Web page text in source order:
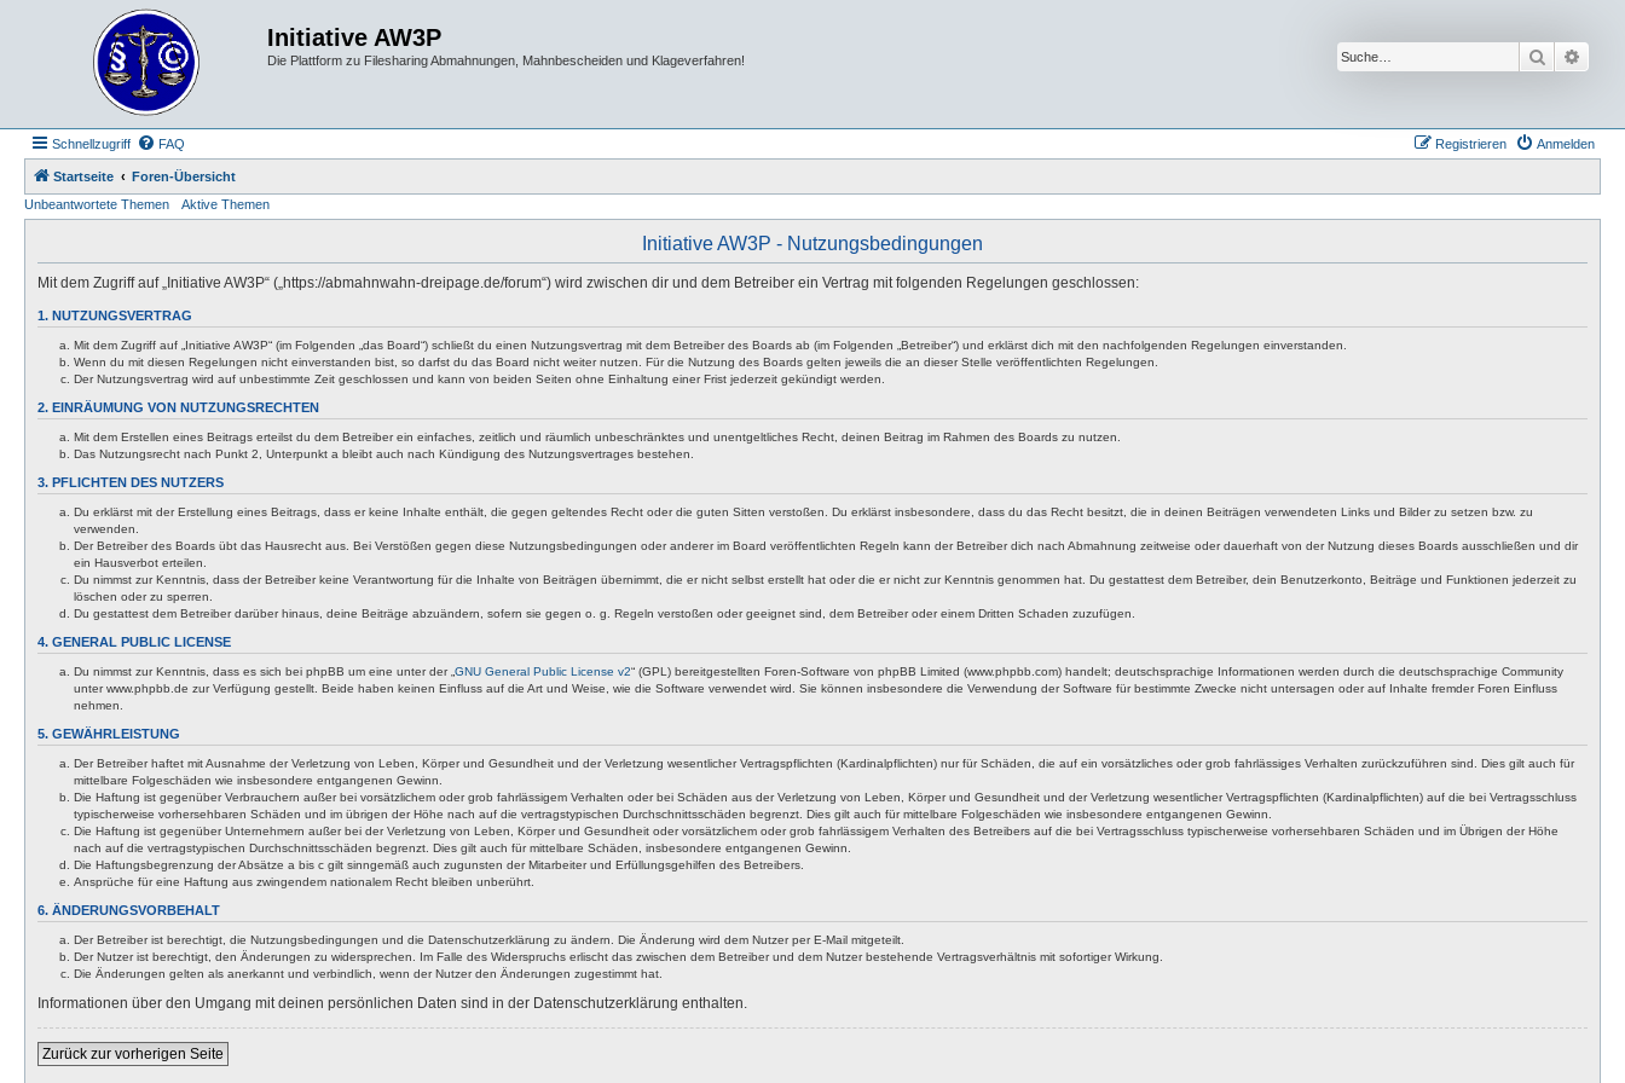
Initiative AW3P
Die Plattform zu Filesharing Abmahnungen, Mahnbescheiden und Klageverfahren! Suche
Schnellzugriff FAQ Anmelden
Registrieren
Startseite
Foren-Übersicht
Unbeantwortete Themen
Aktive Themen
Initiative AW3P - Nutzungsbedingungen
Mit dem Zugriff auf „Initiative AW3P“ („https://abmahnwahn-dreipage.de/forum“) wird zwischen dir und dem Betreiber ein Vertrag mit folgenden Regelungen geschlossen:
1. NUTZUNGSVERTRAG
Mit dem Zugriff auf „Initiative AW3P“ (im Folgenden „das Board“) schließt du einen Nutzungsvertrag mit dem Betreiber des Boards ab (im Folgenden „Betreiber“) und erklärst dich mit den nachfolgenden Regelungen einverstanden.
Wenn du mit diesen Regelungen nicht einverstanden bist, so darfst du das Board nicht weiter nutzen. Für die Nutzung des Boards gelten jeweils die an dieser Stelle veröffentlichten Regelungen.
Der Nutzungsvertrag wird auf unbestimmte Zeit geschlossen und kann von beiden Seiten ohne Einhaltung einer Frist jederzeit gekündigt werden.
2. EINRÄUMUNG VON NUTZUNGSRECHTEN
Mit dem Erstellen eines Beitrags erteilst du dem Betreiber ein einfaches, zeitlich und räumlich unbeschränktes und unentgeltliches Recht, deinen Beitrag im Rahmen des Boards zu nutzen.
Das Nutzungsrecht nach Punkt 2, Unterpunkt a bleibt auch nach Kündigung des Nutzungsvertrages bestehen.
3. PFLICHTEN DES NUTZERS
Du erklärst mit der Erstellung eines Beitrags, dass er keine Inhalte enthält, die gegen geltendes Recht oder die guten Sitten verstoßen. Du erklärst insbesondere, dass du das Recht besitzt, die in deinen Beiträgen verwendeten Links und Bilder zu setzen bzw. zu
verwenden.
Der Betreiber des Boards übt das Hausrecht aus. Bei Verstößen gegen diese Nutzungsbedingungen oder anderer im Board veröffentlichten Regeln kann der Betreiber dich nach Abmahnung zeitweise oder dauerhaft von der Nutzung dieses Boards ausschließen und dir
ein Hausverbot erteilen.
Du nimmst zur Kenntnis, dass der Betreiber keine Verantwortung für die Inhalte von Beiträgen übernimmt, die er nicht selbst erstellt hat oder die er nicht zur Kenntnis genommen hat. Du gestattest dem Betreiber, dein Benutzerkonto, Beiträge und Funktionen jederzeit zu
löschen oder zu sperren.
Du gestattest dem Betreiber darüber hinaus, deine Beiträge abzuändern, sofern sie gegen o. g. Regeln verstoßen oder geeignet sind, dem Betreiber oder einem Dritten Schaden zuzufügen.
4. GENERAL PUBLIC LICENSE
Du nimmst zur Kenntnis, dass es sich bei phpBB um eine unter der „ GNU General Public License v2“ (GPL) bereitgestellten Foren-Software von phpBB Limited (www.phpbb.com) handelt; deutschsprachige Informationen werden durch die deutschsprachige Community
unter www.phpbb.de zur Verfügung gestellt. Beide haben keinen Einfluss auf die Art und Weise, wie die Software verwendet wird. Sie können insbesondere die Verwendung der Software für bestimmte Zwecke nicht untersagen oder auf Inhalte fremder Foren Einfluss
nehmen.
5. GEWÄHRLEISTUNG
Der Betreiber haftet mit Ausnahme der Verletzung von Leben, Körper und Gesundheit und der Verletzung wesentlicher Vertragspflichten (Kardinalpflichten) nur für Schäden, die auf ein vorsätzliches oder grob fahrlässiges Verhalten zurückzuführen sind. Dies gilt auch für
mittelbare Folgeschäden wie insbesondere entgangenen Gewinn.
Die Haftung ist gegenüber Verbrauchern außer bei vorsätzlichem oder grob fahrlässigem Verhalten oder bei Schäden aus der Verletzung von Leben, Körper und Gesundheit und der Verletzung wesentlicher Vertragspflichten (Kardinalpflichten) auf die bei Vertragsschluss
typischerweise vorhersehbaren Schäden und im übrigen der Höhe nach auf die vertragstypischen Durchschnittsschäden begrenzt. Dies gilt auch für mittelbare Folgeschäden wie insbesondere entgangenen Gewinn.
Die Haftung ist gegenüber Unternehmern außer bei der Verletzung von Leben, Körper und Gesundheit oder vorsätzlichem oder grob fahrlässigem Verhalten des Betreibers auf die bei Vertragsschluss typischerweise vorhersehbaren Schäden und im Übrigen der Höhe
nach auf die vertragstypischen Durchschnittsschäden begrenzt. Dies gilt auch für mittelbare Schäden, insbesondere entgangenen Gewinn.
Die Haftungsbegrenzung der Absätze a bis c gilt sinngemäß auch zugunsten der Mitarbeiter und Erfüllungsgehilfen des Betreibers.
Ansprüche für eine Haftung aus zwingendem nationalem Recht bleiben unberührt.
6. ÄNDERUNGSVORBEHALT
Der Betreiber ist berechtigt, die Nutzungsbedingungen und die Datenschutzerklärung zu ändern. Die Änderung wird dem Nutzer per E-Mail mitgeteilt.
Der Nutzer ist berechtigt, den Änderungen zu widersprechen. Im Falle des Widerspruchs erlischt das zwischen dem Betreiber und dem Nutzer bestehende Vertragsverhältnis mit sofortiger Wirkung.
Die Änderungen gelten als anerkannt und verbindlich, wenn der Nutzer den Änderungen zugestimmt hat.
Informationen über den Umgang mit deinen persönlichen Daten sind in der Datenschutzerklärung enthalten.
Zurück zur vorherigen Seite